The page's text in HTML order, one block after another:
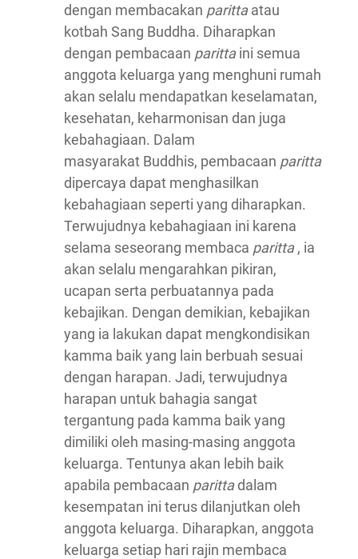
dengan membacakan parittaatau
kotbah Sang Buddha. Diharapkan
dengan pembacaan parittaini semua
anggota keluarga yang menghuni rumah
akan selalu mendapatkan keselamatan,
kesehatan, keharmonisan dan juga
kebahagiaan. Dalam
masyarakat Buddhis, pembacaan paritta
dipercaya dapat menghasilkan
kebahagiaan seperti yang diharapkan.
Terwujudnya kebahagiaan ini karena
selama seseorang membaca paritta, ia
akan selalu mengarahkan pikiran,
ucapan serta perbuatannya pada
kebajikan. Dengan demikian, kebajikan
yang ia lakukan dapat mengkondisikan
kamma baik yang lain berbuah sesuai
dengan harapan. Jadi, terwujudnya
harapan untuk bahagia sangat
tergantung pada kamma baik yang
dimiliki oleh masing-masing anggota
keluarga. Tentunya akan lebih baik
apabila pembacaan parittadalam
kesempatan ini terus dilanjutkan oleh
anggota keluarga. Diharapkan, anggota
keluarga setiap hari rajin membaca